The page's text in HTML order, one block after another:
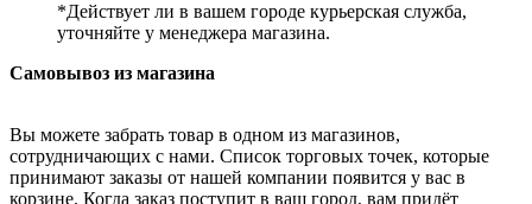
*Действует ли в вашем городе курьерская служба,
уточняйте у менеджера магазина.
Самовывоз из магазина
Вы можете забрать товар в одном из магазинов,
сотрудничающих с нами. Список торговых точек, которые
принимают заказы от нашей компании появится у вас в
корзине. Когда заказ поступит в ваш город, вам придёт